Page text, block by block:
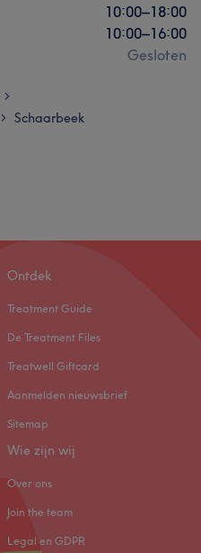
10:00–18:00
10:00–16:00
Gesloten
>
> Schaarbeek
Ontdek
Treatment Guide
De Treatment Files
Treatwell Giftcard
Aanmelden nieuwsbrief
Sitemap
Wie zijn wij
Over ons
Join the team
Legal en GDPR